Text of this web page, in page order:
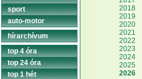
2018
2019
2020
2021
2022
2023
2024
2025
2026
sport
auto-motor
hírarchívum
top 4 óra
top 24 óra
top 1 hét